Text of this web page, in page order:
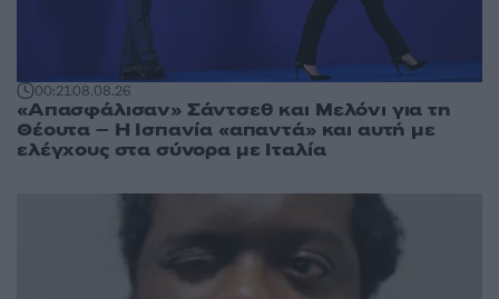
00:2108.08.26
«Απασφάλισαν» Σάντσεθ και Μελόνι για τη
Θέουτα – Η Ισπανία «απαντά» και αυτή με
ελέγχους στα σύνορα με Ιταλία